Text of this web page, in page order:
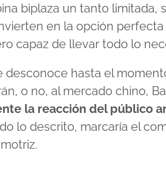
biplaza un tanto limitada,
en la opción
capaz de llevar todo lo
desconoce hasta el
o no, al mercado chino,
la reacción del público
lo descrito, marcaría el